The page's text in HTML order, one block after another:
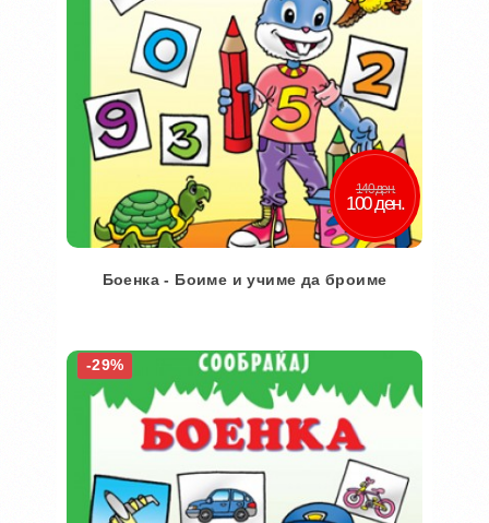
140 ден.
100 ден.
Боенка - Боиме и учиме да броиме
Во кошничка
Додај во желби
Додај за споредба
-29%